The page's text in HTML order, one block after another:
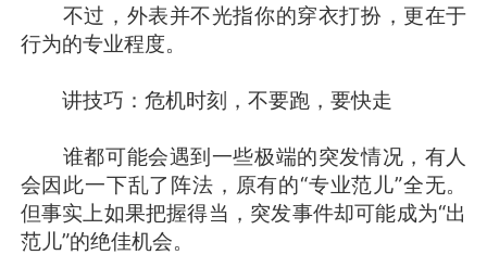
不过，外表并不光指你的穿衣打扮，更在于
行为的专业程度。
讲技巧：危机时刻，不要跑，要快走
谁都可能会遇到一些极端的突发情况，有人
会因此一下乱了阵法，原有的“专业范儿”全无。
但事实上如果把握得当，突发事件却可能成为“出
范儿”的绝佳机会。